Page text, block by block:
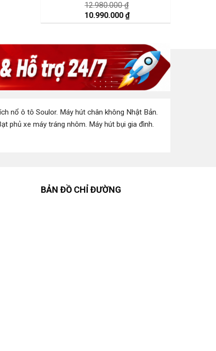
12.980.000₫
Giá
gốc
12.980.000 ₫.
10.990.000₫Giá
hiện
là:
10.990.000 ₫.
nổ ô tô Soulor. Máy hút chân không Nhật Bản.
phủ xe máy tráng nhôm. Máy hút bụi gia đình.
BẢN ĐỒ CHỈ ĐƯỜNG